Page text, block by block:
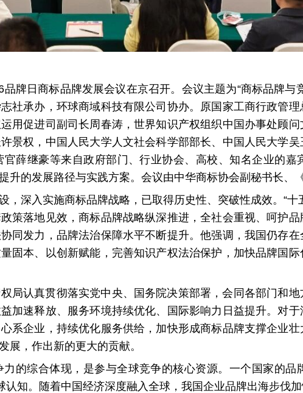
牌日商标品牌发展会议在京召开。会议主题为“商标品牌与
社承办，环球商域科技有限公司协办。原国家工商行政管
用促进司副司长周春涛，世界知识产权组织中国办事处顾
景权，中国人民大学人文社会科学部部长、中国人民大学
薛继豪等来自政府部门、行业协会、高校、知名企业的
的发展路径与实践方案。会议由中华商标协会副秘书长、
，深入实施商标品牌战略，已取得历史性、突破性成效。“
策落地见效，商标品牌战略纵深推进，全社会重视、呵护
同发力，品牌法治保障水平不断提升。他强调，我国仍存
固本、以创新赋能，完善知识产权法治保护，加快品牌国
局认真贯彻落实党中央、国务院决策部署，会同各部门和
加速释放、服务环境持续优化、国际影响力日益提升。对
系企业，持续优化服务供给，加快形成商标品牌支撑企业
展，作出新的更大的贡献。
的综合体现，是参与全球竞争的核心资源。一个国家的
认知。随着中国经济深度融入全球，我国企业品牌出海步伐